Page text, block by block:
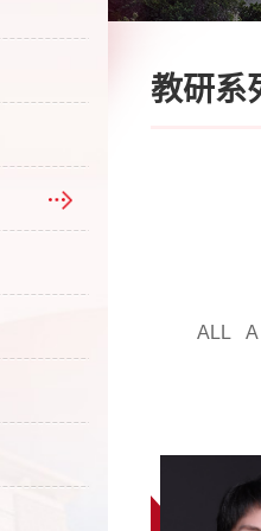
教研系
ALL A